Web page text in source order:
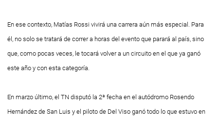
En ese contexto, Matías Rossi vivirá una carrera aún más especial. Para
él, no solo se tratará de correr a horas del evento que parará al país, sino
que, como pocas veces, le tocará volver a un circuito en el que ya ganó
este año y con esta categoría.
En marzo último, el TN disputó la 2ª fecha en el autódromo Rosendo
Hernández de San Luis y el piloto de Del Viso ganó todo lo que estuvo en